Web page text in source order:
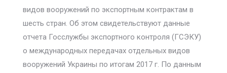
видов вооружений по экспортным контрактам в
шесть стран. Об этом свидетельствуют данные
отчета Госслужбы экспортного контроля (ГСЭКУ)
о международных передачах отдельных видов
вооружений Украины по итогам 2017 г. По данным